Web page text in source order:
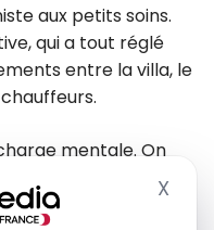
X
aux petits soins.
qui a tout réglé
entre la villa, le
mentale. On
personnel anticipe,
aux demandes